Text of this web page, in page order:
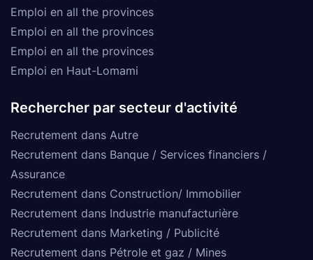
Emploi en all the provinces
Emploi en all the provinces
Emploi en all the provinces
Emploi en Haut-Lomami
Rechercher par secteur d'activité
Recrutement dans Autre
Recrutement dans Banque / Services financiers /
Assurance
Recrutement dans Construction/ Immobilier
Recrutement dans Industrie manufacturière
Recrutement dans Marketing / Publicité
Recrutement dans Pétrole et gaz / Mines